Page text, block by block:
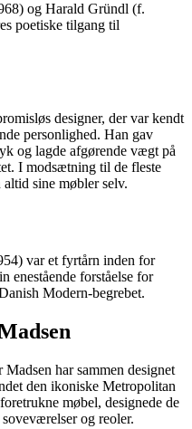
og Harald Gründl (f.
poetiske tilgang til
designer, der var kendt
personlighed. Han gav
og lagde afgørende vægt på
I modsætning til de fleste
altid sine møbler selv.
var et fyrtårn inden for
enestående forståelse for
Modern-begrebet.
har sammen designet
den ikoniske Metropolitan
møbel, designede de
og reoler.